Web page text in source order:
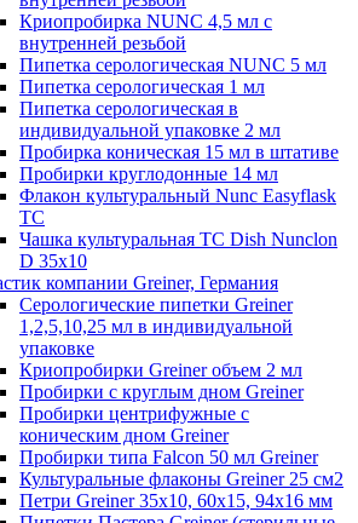
Криопробирка NUNC 4,5 мл с
внутренней резьбой
Пипетка серологическая NUNC 5 мл
Пипетка серологическая 1 мл
Пипетка серологическая в
индивидуальной упаковке 2 мл
Пробирка коническая 15 мл в штативе
Пробирки круглодонные 14 мл
Флакон культуральный Nunc Easyflask
TC
Чашка культуральная TC Dish Nunclon
D 35x10
компании Greiner, Германия
Серологические пипетки Greiner
1,2,5,10,25 мл в индивидуальной
упаковке
Криопробирки Greiner объем 2 мл
Пробирки с круглым дном Greiner
Пробирки центрифужные с
коническим дном Greiner
Пробирки типа Falcon 50 мл Greiner
Культуральные флаконы Greiner 25 см2
Петри Greiner 35х10, 60х15, 94х16 мм